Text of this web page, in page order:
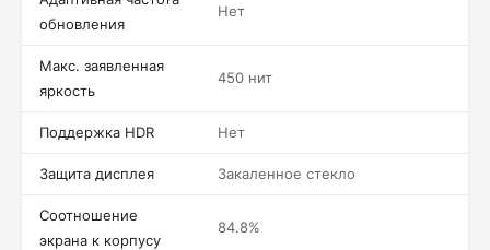
обновления
Нет
Макс. заявленная
яркость
450 нит
Поддержка HDR Нет
Защита дисплея Закаленное стекло
Соотношение
экрана к корпусу
84.8%